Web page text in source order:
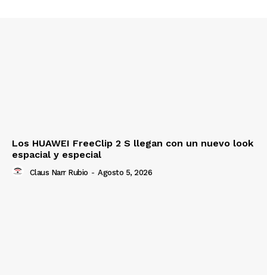
Los HUAWEI FreeClip 2 S llegan con un nuevo look
espacial y especial
Claus Narr Rubio - Agosto 5, 2026